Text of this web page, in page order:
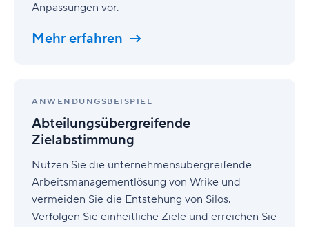
Anpassungen vor.
Mehr erfahren
ANWENDUNGSBEISPIEL
Abteilungsübergreifende
Zielabstimmung
Nutzen Sie die unternehmensübergreifende
Arbeitsmanagementlösung von Wrike und
vermeiden Sie die Entstehung von Silos.
Verfolgen Sie einheitliche Ziele und erreichen Sie
Zielabstimmung